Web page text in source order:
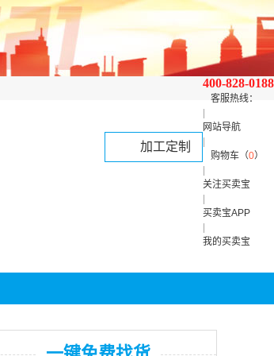
400-828-0188
客服热线：
网站导航
购物车（0）
关注买卖宝
买卖宝APP
我的买卖宝
加工定制